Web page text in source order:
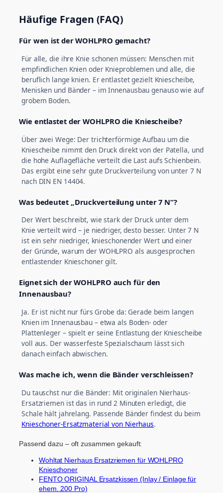
Häufige Fragen (FAQ)
Für wen ist der WOHLPRO gemacht?
Für alle, die ihre Knie schonen müssen: Menschen mit
empfindlichen Knien oder Knieproblemen und alle, die
beruflich lange knien. Er entlastet gezielt Kniescheibe,
Menisken und Bänder – im Innenausbau genauso wie auf
grobem Boden.
Wie entlastet der WOHLPRO die Kniescheibe?
Über zwei Wege: Der trichterförmige Aufbau um die
Kniescheibe nimmt den Druck direkt von der Patella, und
die hohe Auflagefläche verteilt die Last aufs Schienbein.
Das ergibt eine sehr gute Druckverteilung von unter 7 N
nach DIN EN 14404.
Was bedeutet „Druckverteilung unter 7 N“?
Der Wert beschreibt, wie stark der Druck unter dem
Knie verteilt wird – je niedriger, desto besser. Unter 7 N
ist ein sehr niedriger, knieschonender Wert und einer
der Gründe, warum der WOHLPRO als ausgesprochen
entlastender Knieschoner gilt.
Eignet sich der WOHLPRO auch für den
Innenausbau?
Ja. Er ist nicht nur fürs Grobe da: Gerade beim langen
Knien im Innenausbau – etwa als Boden- oder
Plattenleger – spielt er seine Entlastung der Kniescheibe
voll aus. Der wasserfeste Spezialschaum lässt sich
danach einfach abwischen.
Was mache ich, wenn die Bänder verschleissen?
Du tauschst nur die Bänder: Mit originalen Nierhaus-
Ersatzriemen ist das in rund 2 Minuten erledigt, die
Schale hält jahrelang. Passende Bänder findest du beim
Knieschoner-Ersatzmaterial von Nierhaus.
Passend dazu – oft zusammen gekauft:
Wohltat Nierhaus Ersatzriemen für WOHLPRO
Knieschoner
FENTO ORIGINAL Ersatzkissen (Inlay / Einlage für
ehem. 200 Pro)